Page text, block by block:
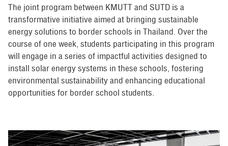
The joint program between KMUTT and SUTD is a
transformative initiative aimed at bringing sustainable
energy solutions to border schools in Thailand. Over the
course of one week, students participating in this program
will engage in a series of impactful activities designed to
install solar energy systems in these schools, fostering
environmental sustainability and enhancing educational
opportunities for border school students.